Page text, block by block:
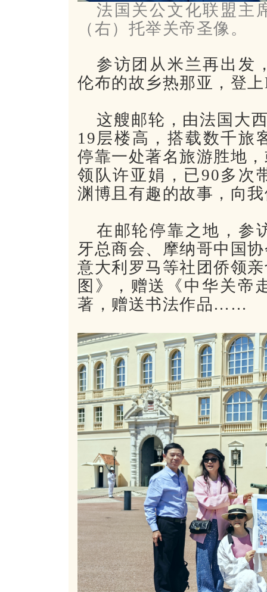
法国关公文化联盟主
（右）托举关帝圣像。
参访团从米兰再出发
伦布的故乡热那亚，登
这艘邮轮，由法国大
19层楼高，搭载数千旅
停靠一处著名旅游胜地
领队许亚娟，已90多次
渊博且有趣的故事，向
在邮轮停靠之地，参
牙总商会、摩纳哥中国
意大利罗马等社团侨领
图》，赠送《中华关帝
著，赠送书法作品……